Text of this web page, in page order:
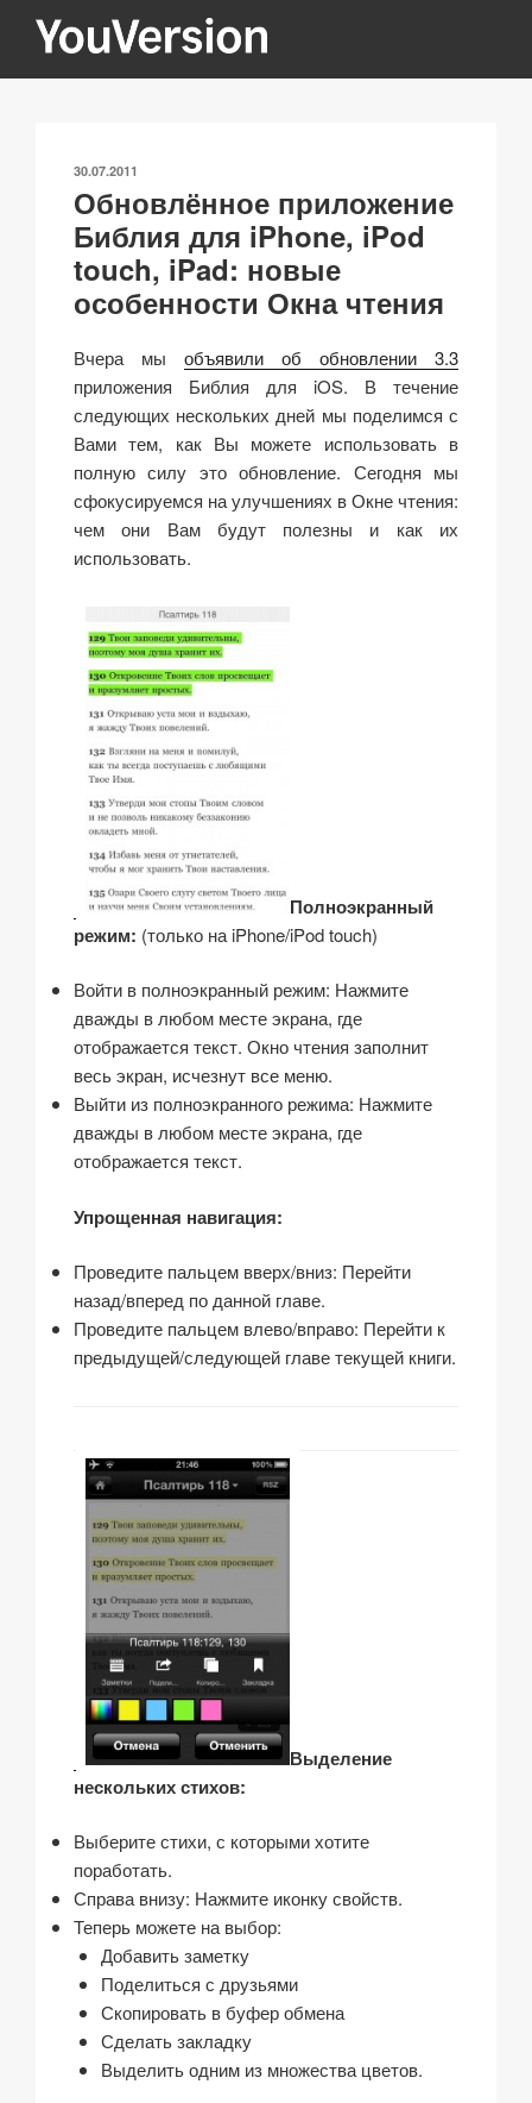
YOUVERSION
Seeking God every day.
ОПУБЛИКОВАНО
30.07.2011
Обновлённое приложение
Библия для iPhone, iPod
touch, iPad: новые
особенности Окна чтения
Вчера мы объявили об обновлении 3.3
приложения Библия для iOS. В течение
следующих нескольких дней мы поделимся с
Вами тем, как Вы можете использовать в
полную силу это обновление. Сегодня мы
сфокусируемся на улучшениях в Окне чтения:
чем они Вам будут полезны и как их
использовать.
Полноэкранный
режим: (только на iPhone/iPod touch)
Войти в полноэкранный режим: Нажмите
дважды в любом месте экрана, где
отображается текст. Окно чтения заполнит
весь экран, исчезнут все меню.
Выйти из полноэкранного режима: Нажмите
дважды в любом месте экрана, где
отображается текст.
Упрощенная навигация:
Проведите пальцем вверх/вниз: Перейти
назад/вперед по данной главе.
Проведите пальцем влево/вправо: Перейти к
предыдущей/следующей главе текущей книги.
Выделение
нескольких стихов:
Выберите стихи, с которыми хотите
поработать.
Справа внизу: Нажмите иконку свойств.
Теперь можете на выбор:
Добавить заметку
Поделиться с друзьями
Скопировать в буфер обмена
Сделать закладку
Выделить одним из множества цветов.